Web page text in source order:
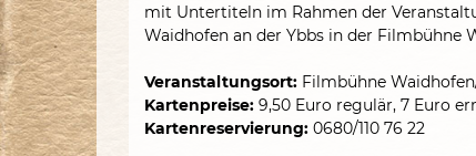
mit Untertiteln im Rahmen der
Waidhofen an der Ybbs in der Filmbühne
Veranstaltungsort: Filmbühne
Kartenpreise: 9,50 Euro regulär, 7 Euro
Kartenreservierung: 0680/110 76 22